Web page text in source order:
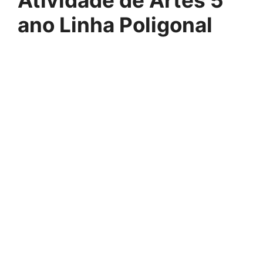
ano Linha Poligonal